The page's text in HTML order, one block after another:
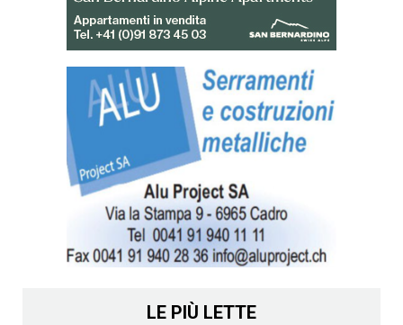
LE PIÙ LETTE